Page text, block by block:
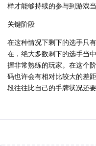
样才能够持续的参与到游戏当
关键阶段
在这种情况下剩下的选手只
在，绝大多数剩下的选手当
握非常熟练的玩家。在这个
码也许会有相对比较大的差
段往往比自己的手牌状况还要